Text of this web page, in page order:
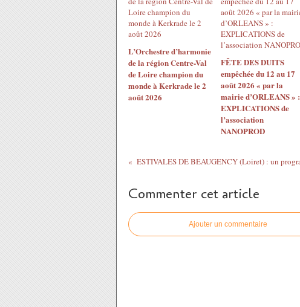
L’Orchestre d’harmonie
de la région Centre-Val
de Loire champion du
monde à Kerkrade le 2
août 2026
FÊTE DES DUITS
empêchée du 12 au 17
août 2026 « par la
mairie d’ORLEANS » :
EXPLICATIONS de
l’association
NANOPROD
Commenter cet article
Ajouter un commentaire